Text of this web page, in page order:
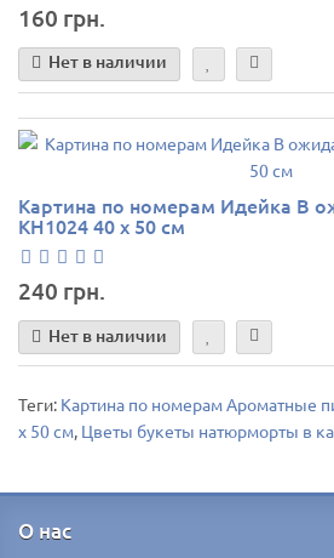
160 грн.
Нет в наличии
Картина по номерам Идейка В
КН1024 40 х 50 см
240 грн.
Нет в наличии
Теги: Картина по номерам Ароматные
х 50 см, Цветы букеты натюрморты в
О нас